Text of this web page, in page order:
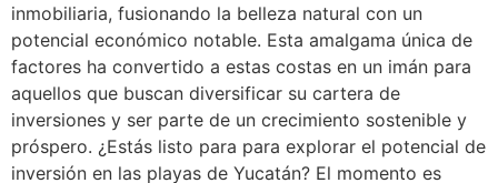
inmobiliaria, fusionando la belleza natural con un
potencial económico notable. Esta amalgama única de
factores ha convertido a estas costas en un imán para
aquellos que buscan diversificar su cartera de
inversiones y ser parte de un crecimiento sostenible y
próspero. ¿Estás listo para para explorar el potencial de
inversión en las playas de Yucatán? El momento es